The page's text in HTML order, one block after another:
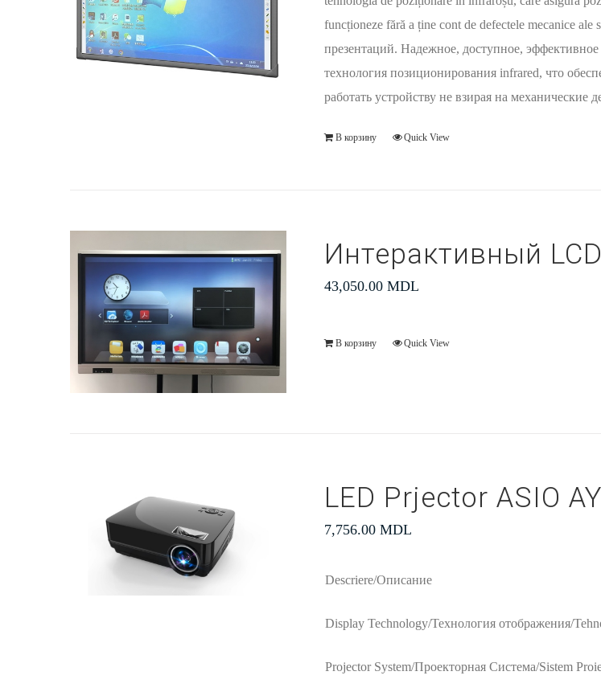
funcționeze fără a ține cont de defectele mecanice
презентаций. Надежное, доступное,
технология позиционирования infrared, что
работать устройству не взирая на механические
В корзину Quick View
Интерактивный
43,050.00 MDL
В корзину Quick View
LED Prjector ASIO
7,756.00 MDL
Descriere/Описание
Display Technology/Технология отображения/
Projector System/Проекторная Система/Sistem